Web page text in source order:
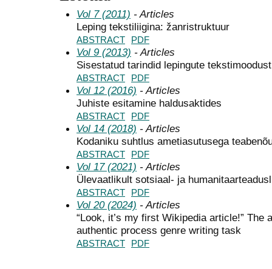
Vol 7 (2011) - Articles
Leping tekstiliigina: žanristruktuur
ABSTRACT PDF
Vol 9 (2013) - Articles
Sisestatud tarindid lepingute
ABSTRACT PDF
Vol 12 (2016) - Articles
Juhiste esitamine haldusaktides
ABSTRACT PDF
Vol 14 (2018) - Articles
Kodaniku suhtlus ametiasutusega
ABSTRACT PDF
Vol 17 (2021) - Articles
Ülevaatlikult sotsiaal- ja
ABSTRACT PDF
Vol 20 (2024) - Articles
“Look, it’s my first Wikipedia article!”
authentic process genre writing task
ABSTRACT PDF